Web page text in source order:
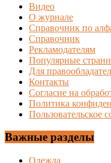
Видео
О журнале
Справочник по
Справочник
Рекламодателям
Популярные
Для
Контакты
Согласие на
Политика
Пользовательское
Важные разделы
Одежда